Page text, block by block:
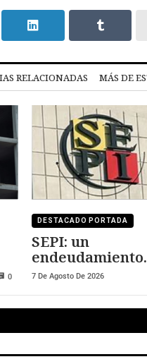
RELACIONADAS MÁS DE
0
DESTACADO PORTADA
SEPI: un
endeudamiento
insostenible
7 De Agosto De 2026